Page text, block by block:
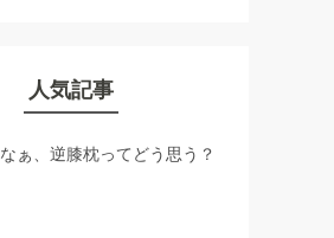
人気記事
なぁ、逆膝枕ってどう思う？